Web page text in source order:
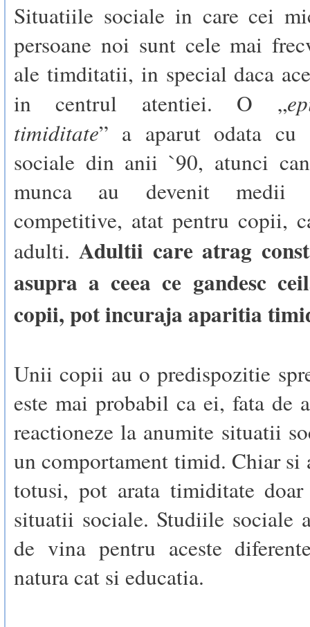
Situatiile sociale in care cei
persoane noi sunt cele mai
ale timditatii, in special daca
in centrul atentiei. O „
timiditate” a aparut odata cu
sociale din anii `90, atunci
munca au devenit medii
competitive, atat pentru copii,
adulti.Adultii care atrag
asupra a ceea ce gandesc
copii, pot incuraja aparitia
Unii copii au o predispozitie
este mai probabil ca ei, fata de
reactioneze la anumite situatii
un comportament timid. Chiar si
totusi, pot arata timiditate
situatii sociale. Studiile sociale
de vina pentru aceste
natura cat si educatia.